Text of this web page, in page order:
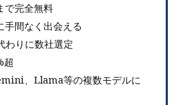
で完全無料
手間なく出会える
わりに数社選定
超
、Llama等の複数モデルに